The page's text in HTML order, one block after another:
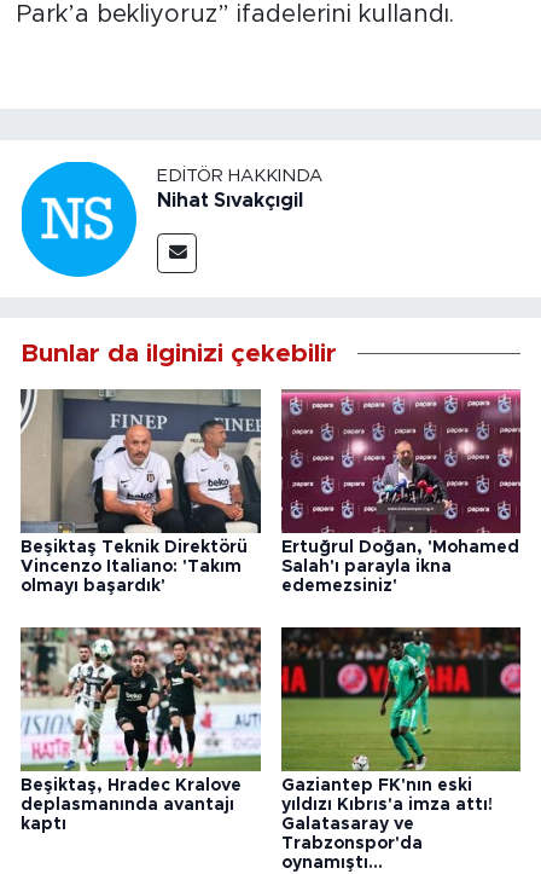
Park’a bekliyoruz” ifadelerini kullandı.
EDITÖR HAKKINDA
Nihat Sıvakçıgil
Bunlar da ilginizi çekebilir
Beşiktaş Teknik Direktörü
Vincenzo Italiano: 'Takım
olmayı başardık'
Ertuğrul Doğan, 'Mohamed
Salah'ı parayla ikna
edemezsiniz'
Beşiktaş, Hradec Kralove
deplasmanında avantajı
kaptı
Gaziantep FK'nın eski
yıldızı Kıbrıs'a imza attı!
Galatasaray ve
Trabzonspor'da
oynamıştı...